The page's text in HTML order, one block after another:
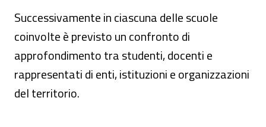
Successivamente in ciascuna delle scuole
coinvolte è previsto un confronto di
approfondimento tra studenti, docenti e
rappresentati di enti, istituzioni e organizzazioni
del territorio.